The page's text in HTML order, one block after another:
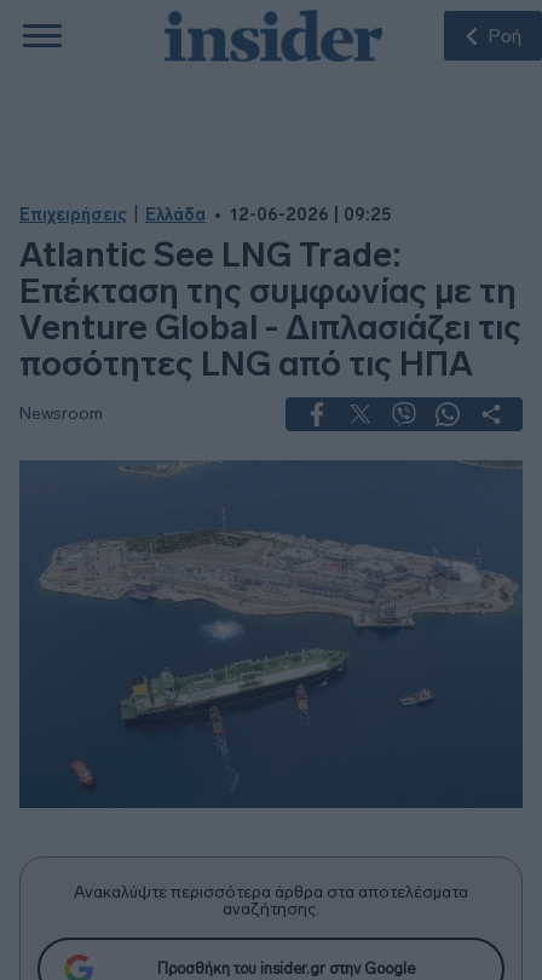
Ροή
Επιχειρήσεις Ελλάδα 12-06-2026 | 09:25
Atlantic See LNG Trade:
Eπέκταση της συμφωνίας με τη
Venture Global - Διπλασιάζει τις
ποσότητες LNG από τις ΗΠΑ
Newsroom
Ανακαλύψτε περισσότερα άρθρα στα αποτελέσματα
αναζήτησης.
Προσθήκη του insider.gr στην Google